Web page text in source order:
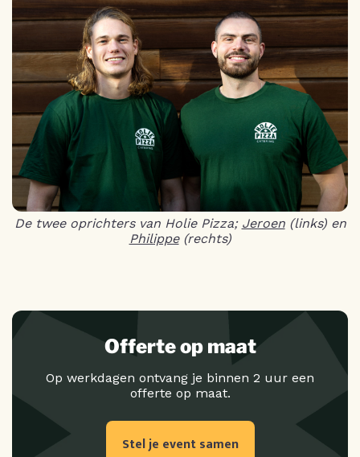
De twee oprichters van Holie Pizza; Jeroen(links) en
Philippe(rechts)
Offerte op maat
Op werkdagen ontvang je binnen 2 uur een
offerte op maat.
Stel je event samen